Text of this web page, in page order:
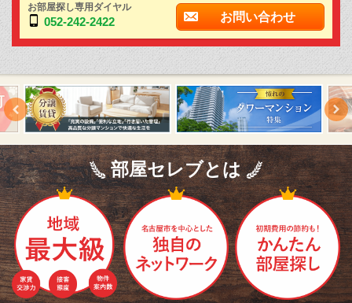
お部屋探し専用ダイヤル
052-242-2422 お問い合わせ
部屋セレブとは